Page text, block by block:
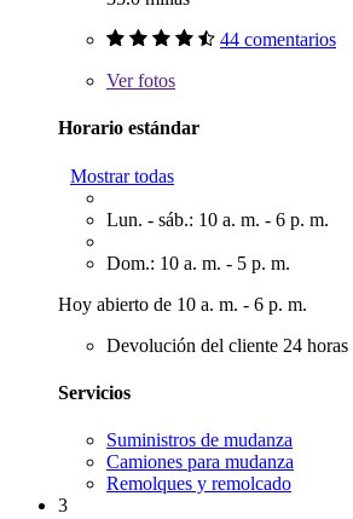
44 comentarios
Verfotos
Horario estándar
Mostrar todas
Lun. - sáb.: 10 a. m. - 6 p. m.
Dom.: 10 a. m. - 5 p. m.
Hoy abierto de 10 a. m. - 6 p. m.
Devolución del cliente 24 horas
Servicios
Suministros de mudanza
Camiones para mudanza
Remolques y remolcado
3